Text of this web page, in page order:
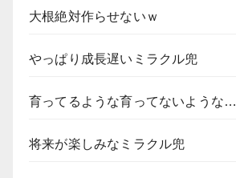
大根絶対作らせないｗ
やっぱり成長遅いミラクル兜
育ってるような育ってないような…
将来が楽しみなミラクル兜